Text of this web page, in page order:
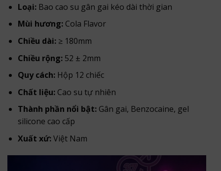
Loại:Bao cao su gân gai kéo dài thời gian
Mùi hương:Cola Flavor
Chiều dài:≥ 180mm
Chiều rộng:52 ± 2mm
Quy cách:Hộp 12 chiếc
Chất liệu:Cao su tự nhiên
Thành phần nổi bật:Gân gai, Benzocaine, gel
silicone cao cấp
Xuất xứ:Việt Nam